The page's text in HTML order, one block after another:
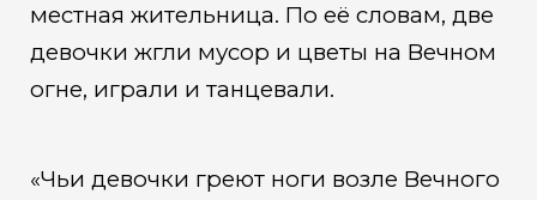
местная жительница. По её словам, две
девочки жгли мусор и цветы на Вечном
огне, играли и танцевали.
«Чьи девочки греют ноги возле Вечного